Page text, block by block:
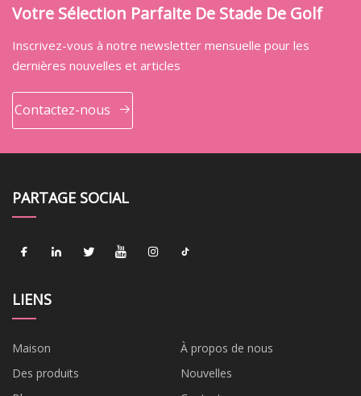
Votre Sélection Parfaite De Stade De Golf
Inscrivez-vous à notre newsletter mensuelle pour les
dernières nouvelles et articles
Contactez-nous
PARTAGE SOCIAL
LIENS
Maison
À propos de nous
Des produits
Nouvelles